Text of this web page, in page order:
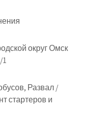
округ Омск
1
Развал /
стартеров и